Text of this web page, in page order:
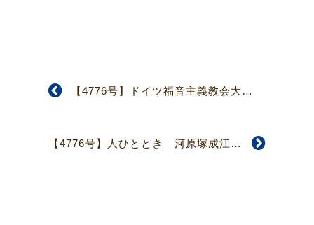
【4776号】ドイツ福音主義教会大会 《キルヒェンターク》
【4776号】人ひととき 河原塚成江さん